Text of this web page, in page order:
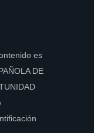
es
DE